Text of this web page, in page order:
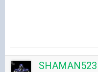
SHAMAN523